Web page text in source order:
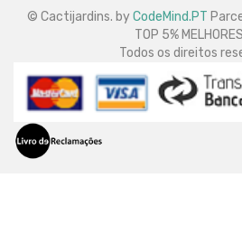
© Cactijardins. byCodeMind.PT
TOP 5%
Todos os direitos